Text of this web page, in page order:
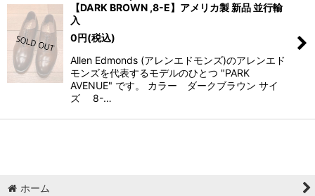
【DARK BROWN ,8-E】アメリカ製 新品 並行輸
入
0円(税込)
Allen Edmonds (アレンエドモンズ)のアレンエド
モンズを代表するモデルのひとつ "PARK
AVENUE" です。 カラー ダークブラウン サイ
ズ 8-…
ホーム